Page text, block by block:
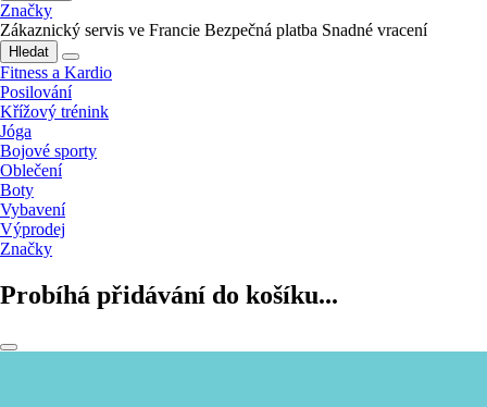
Značky
Zákaznický servis ve Francie Bezpečná platba Snadné vracení
Hledat
Fitness a Kardio
Posilování
Křížový trénink
Jóga
Bojové sporty
Oblečení
Boty
Vybavení
Výprodej
Značky
Probíhá přidávání do košíku...